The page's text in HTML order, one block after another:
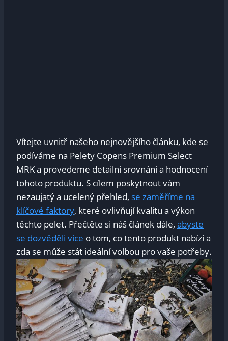
Vítejte ​uvnitř ‍našeho nejnovějšího článku, kde se
podíváme ⁤na Pelety Copens‍ Premium Select
MRK a ‍provedeme⁢ detailní srovnání a hodnocení
tohoto produktu.⁢ S cílem ​poskytnout vám
nezaujatý a ucelený přehled, se zaměříme na
klíčové​ faktory,⁣ které ovlivňují⁢ kvalitu a‌ výkon‍
těchto pelet. Přečtěte⁢ si ‌náš článek dále, abyste
se dozvěděli více o tom, ⁤co tento produkt ‌nabízí a
zda se může stát ideální⁣ volbou pro vaše potřeby.